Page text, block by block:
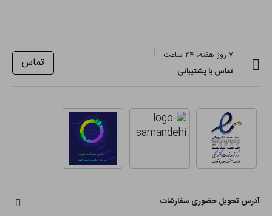
۷ روز هفته، ۲۴ ساعت
تماس با پشتیبانی
تماس
آدرس تحویل حضوری سفارشات